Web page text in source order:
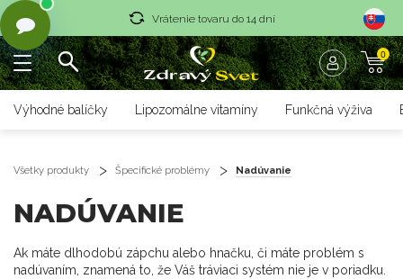
Vrátenie tovaru do 14 dní
Rýchle dodanie <36 hod
Rýchle dodanie <36 hod
0
Výhodné balíčky Lipozomálne vitamíny Funkčná výživa
Všetky produkty Špecifické problémy Nadúvanie
NADÚVANIE
Ak máte dlhodobú zápchu alebo hnačku, či máte problém s
nadúvaním, znamená to, že Váš tráviaci systém nie je v poriadku.